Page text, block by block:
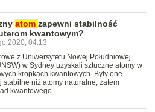
atom zapewni stabilność
kwantowym?
2020, 04:13
z Uniwersytetu Nowej Południowej
w Sydney uzyskali sztuczne atomy w
kropkach kwantowych. Były one
stabilne niż atomy naturalne, zatem
kwantowego.